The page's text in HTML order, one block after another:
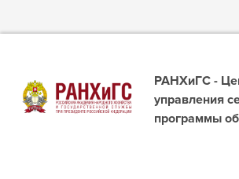
РАНХиГС -
управления
программы